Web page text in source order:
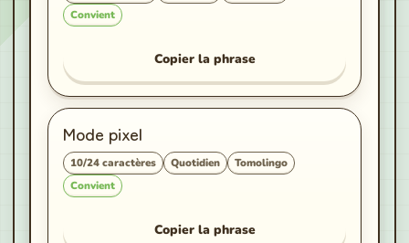
Convient
Copier la phrase
Mode pixel
10/24caractères Quotidien
Tomolingo
Convient
Copier la phrase